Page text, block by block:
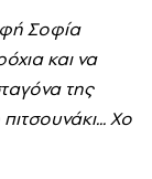
Σοφία
και να
της
Χο